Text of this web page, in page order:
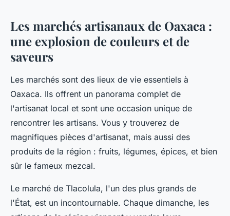
Les marchés artisanaux de Oaxaca :
une explosion de couleurs et de
saveurs
Les marchés sont des lieux de vie essentiels à
Oaxaca. Ils offrent un panorama complet de
l'artisanat local et sont une occasion unique de
rencontrer les artisans. Vous y trouverez de
magnifiques pièces d'artisanat, mais aussi des
produits de la région : fruits, légumes, épices, et bien
sûr le fameux mezcal.
Le marché de Tlacolula, l'un des plus grands de
l'État, est un incontournable. Chaque dimanche, les